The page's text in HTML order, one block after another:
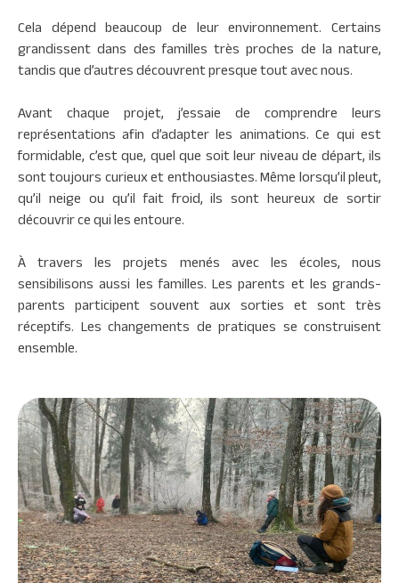
Cela dépend beaucoup de leur environnement. Certains
grandissent dans des familles très proches de la nature,
tandis que d’autres découvrent presque tout avec nous.
Avant chaque projet, j’essaie de comprendre leurs
représentations afin d’adapter les animations. Ce qui est
formidable, c’est que, quel que soit leur niveau de départ, ils
sont toujours curieux et enthousiastes. Même lorsqu’il pleut,
qu’il neige ou qu’il fait froid, ils sont heureux de sortir
découvrir ce qui les entoure.
À travers les projets menés avec les écoles, nous
sensibilisons aussi les familles. Les parents et les grands-
parents participent souvent aux sorties et sont très
réceptifs. Les changements de pratiques se construisent
ensemble.